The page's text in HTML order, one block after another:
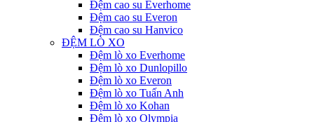
Đệm cao su Everhome
Đệm cao su Everon
Đệm cao su Hanvico
ĐỆM LÒ XO
Đệm lò xo Everhome
Đệm lò xo Dunlopillo
Đệm lò xo Everon
Đệm lò xo Tuấn Anh
Đệm lò xo Kohan
Đệm lò xo Olympia